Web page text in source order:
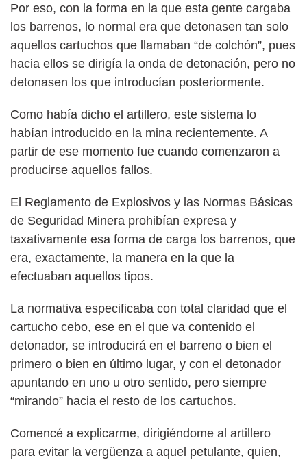
Por eso, con la forma en la que esta gente cargaba
los barrenos, lo normal era que detonasen tan solo
aquellos cartuchos que llamaban “de colchón”, pues
hacia ellos se dirigía la onda de detonación, pero no
detonasen los que introducían posteriormente.
Como había dicho el artillero, este sistema lo
habían introducido en la mina recientemente. A
partir de ese momento fue cuando comenzaron a
producirse aquellos fallos.
El Reglamento de Explosivos y las Normas Básicas
de Seguridad Minera prohibían expresa y
taxativamente esa forma de carga los barrenos, que
era, exactamente, la manera en la que la
efectuaban aquellos tipos.
La normativa especificaba con total claridad que el
cartucho cebo, ese en el que va contenido el
detonador, se introducirá en el barreno o bien el
primero o bien en último lugar, y con el detonador
apuntando en uno u otro sentido, pero siempre
“mirando” hacia el resto de los cartuchos.
Comencé a explicarme, dirigiéndome al artillero
para evitar la vergüenza a aquel petulante, quien,